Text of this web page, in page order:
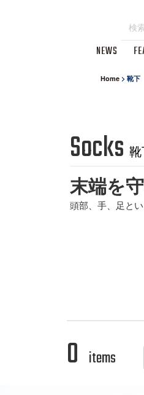
NEWS
Home > 靴下
Socks
末端を
頭部、手、足と
0 items